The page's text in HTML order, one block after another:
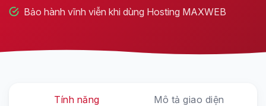
Bảo hành vĩnh viễn khi dùng Hosting MAXWEB
Tính năng Mô tả giao diện